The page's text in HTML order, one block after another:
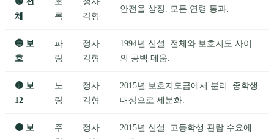
체
록
각형
안전을 상징. 모든 연령 통과.
🔵 보
호
파
랑
정사
각형
1994년 신설. 전체와 보호지도 사이
의 공백 메움.
🟡 보
12
노
랑
정사
각형
2015년 보호지도급에서 분리. 중학생
대상으로 세분화.
🟠 보
주
정사
2015년 신설. 고등학생 관람 수요에